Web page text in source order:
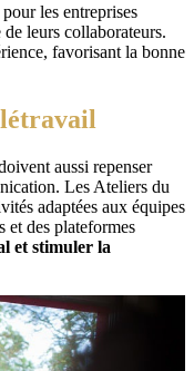
les entreprises
leurs collaborateurs.
favorisant la bonne
aussi repenser
Les Ateliers du
adaptées aux équipes
et des plateformes
et stimuler la